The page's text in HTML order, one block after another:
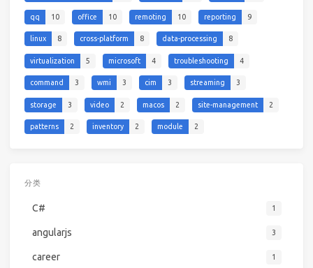
qq 10 office 10 remoting 10 reporting 9
linux 8 cross-platform 8 data-processing 8
virtualization 5 microsoft 4 troubleshooting 4
command 3 wmi 3 cim 3 streaming 3
storage 3 video 2 macos 2 site-management 2
patterns 2 inventory 2 module 2
分类
C# 1
angularjs 3
career 1